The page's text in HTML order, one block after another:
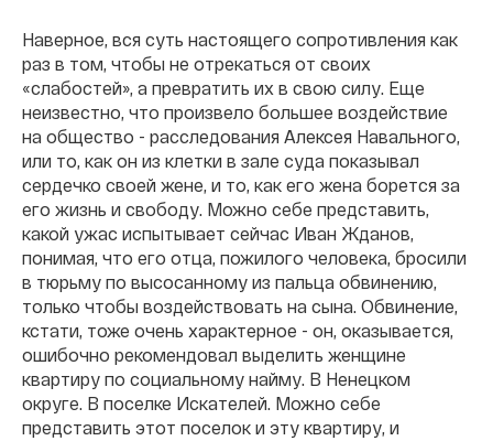
Наверное, вся суть настоящего сопротивления как
раз в том, чтобы не отрекаться от своих
«слабостей», а превратить их в свою силу. Еще
неизвестно, что произвело большее воздействие
на общество - расследования Алексея Навального,
или то, как он из клетки в зале суда показывал
сердечко своей жене, и то, как его жена борется за
его жизнь и свободу. Можно себе представить,
какой ужас испытывает сейчас Иван Жданов,
понимая, что его отца, пожилого человека, бросили
в тюрьму по высосанному из пальца обвинению,
только чтобы воздействовать на сына. Обвинение,
кстати, тоже очень характерное - он, оказывается,
ошибочно рекомендовал выделить женщине
квартиру по социальному найму. В Ненецком
округе. В поселке Искателей. Можно себе
представить этот поселок и эту квартиру, и